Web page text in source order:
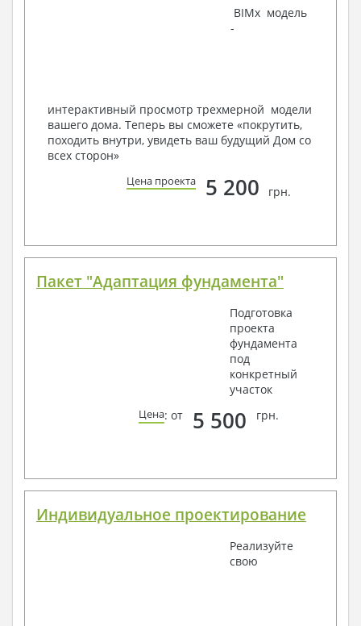
Инженеров – всегда готовы воплотить Вашу мечту
условий, за дополнительную плату.
Получить профессиональную консультацию у
наших специалистов, Вы можете любым
способом связи: закажите обратный звонок,
по viber, e-mail, телефон -
BIMx модель
-
интерактивный просмотр трехмерной модели
вашего дома. Теперь вы сможете «покрутить,
походить внутри, увидеть ваш будущий Дом со
всех сторон»
Цена проекта 5 200 грн.
Пакет "Адаптация фундамента"
Подготовка
проекта
фундамента
под
конкретный
участок
Цена: от 5 500 грн.
Индивидуальное проектирование
Реализуйте
свою